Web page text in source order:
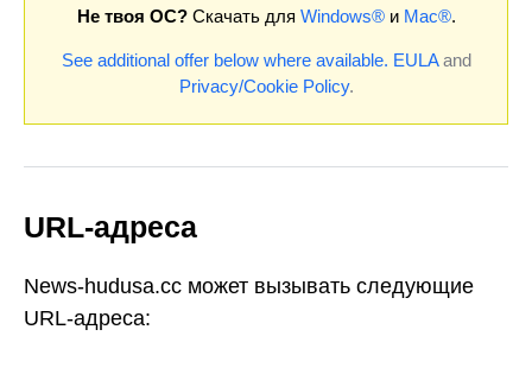
Не твоя ОС?Скачать для Windows®и Mac®.
See additional offer below where available. EULAand
Privacy/Cookie Policy.
URL-адреса
News-hudusa.cc может вызывать следующие
URL-адреса: